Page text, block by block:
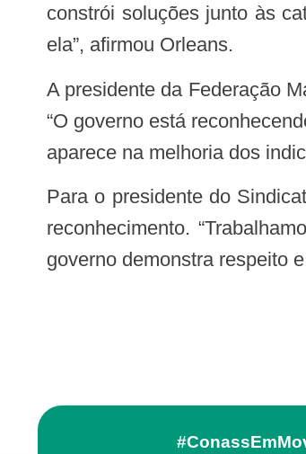
constrói soluções junto às
ela”, afirmou Orleans.
A presidente da Federação Maranhense dos Agentes Comunitários de Saúde, Shirlene de Maria Pires, celebrou a sanção da lei.
“O governo está
aparece na melhoria dos
Para o presidente do Sindicato Estadual dos Agentes de Combate às Endemias, Jordel Lima, o momento representa avanço e
reconhecimento.
governo demonstra respeito